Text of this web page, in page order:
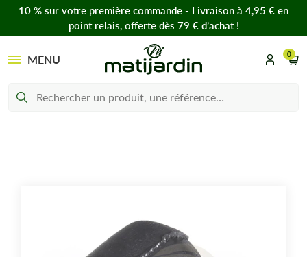
10 % sur votre première commande - Livraison à 4,95 € en
point relais, offerte dès 79 € d’achat !
MENU 0